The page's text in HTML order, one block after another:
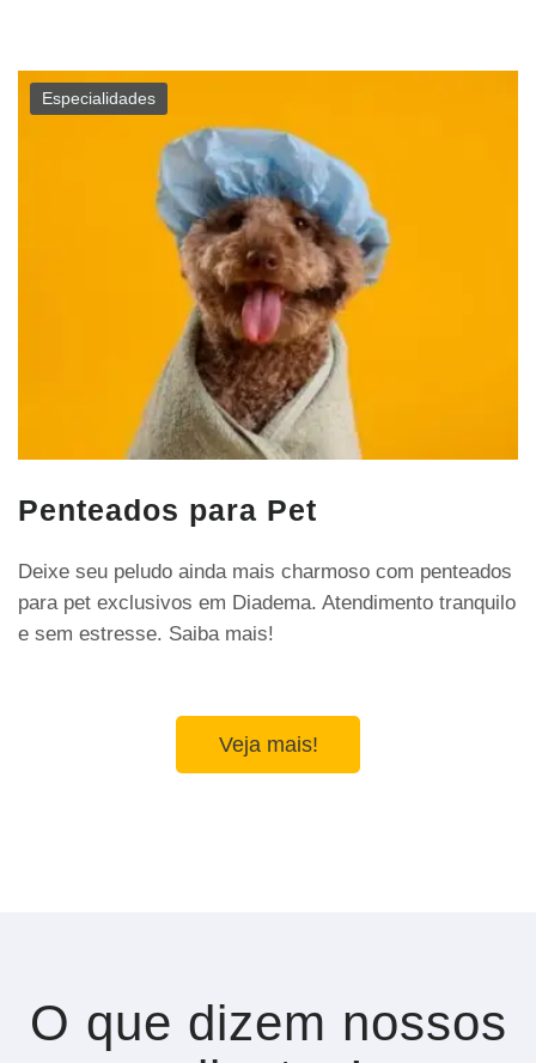
Especialidades
Penteados para Pet
Deixe seu peludo ainda mais charmoso com penteados
para pet exclusivos em Diadema. Atendimento tranquilo
e sem estresse. Saiba mais!
Veja mais!
O que dizem nossos